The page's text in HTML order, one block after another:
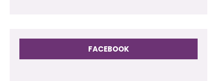
FACEBOOK